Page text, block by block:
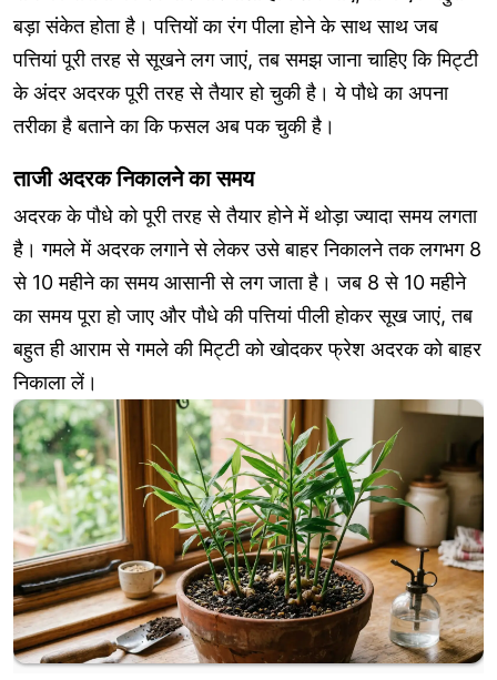
बड़ा संकेत होता है। पत्तियों का रंग पीला होने के साथ साथ जब
पत्तियां पूरी तरह से सूखने लग जाएं, तब समझ जाना चाहिए कि मिट्टी
के अंदर अदरक पूरी तरह से तैयार हो चुकी है। ये पौधे का अपना
तरीका है बताने का कि फसल अब पक चुकी है।
ताजी अदरक निकालने का समय
अदरक के पौधे को पूरी तरह से तैयार होने में थोड़ा ज्यादा समय लगता
है। गमले में अदरक लगाने से लेकर उसे बाहर निकालने तक लगभग 8
से 10 महीने का समय आसानी से लग जाता है। जब 8 से 10 महीने
का समय पूरा हो जाए और पौधे की पत्तियां पीली होकर सूख जाएं, तब
बहुत ही आराम से गमले की मिट्टी को खोदकर फ्रेश अदरक को बाहर
निकाला लें।